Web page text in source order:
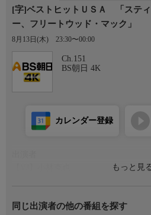
[字]ベストヒットＵＳＡ 「ステ
ー、フリートウッド・マック」
8月13日(木) 23:30〜00:00
Ch.151
BS朝日 4K
もっと見
カレンダー登録
80年代伝説のカリスマ洋楽番組が復
同じ出演者の他の番組を探す